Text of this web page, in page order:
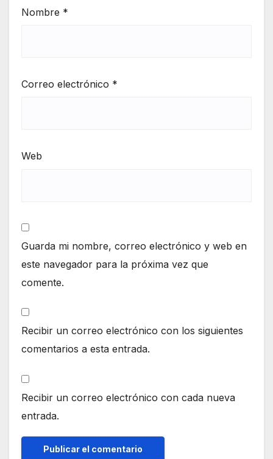
Nombre *
Correo electrónico *
Web
Guarda mi nombre, correo electrónico y web en
este navegador para la próxima vez que
comente.
Recibir un correo electrónico con los siguientes
comentarios a esta entrada.
Recibir un correo electrónico con cada nueva
entrada.